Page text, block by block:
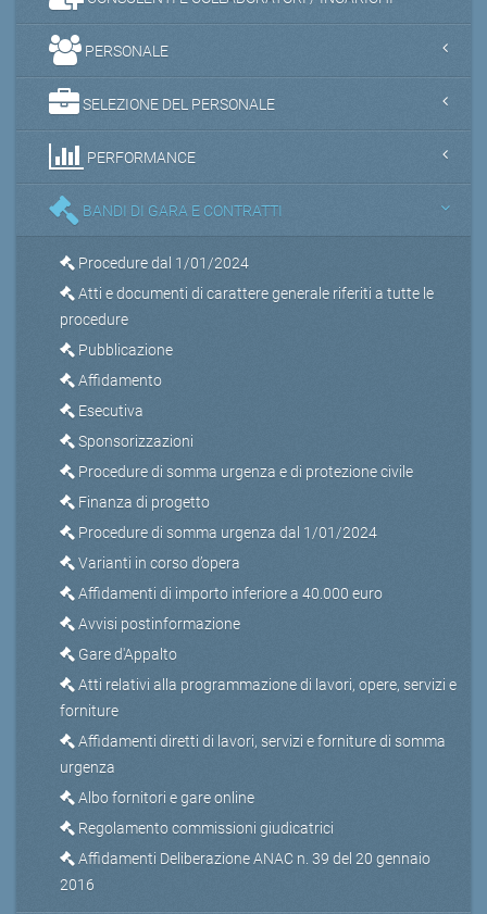
PERSONALE
SELEZIONE DEL PERSONALE
PERFORMANCE
BANDI DI GARA E CONTRATTI
Procedure dal 1/01/2024
Atti e documenti di carattere generale riferiti a tutte le
procedure
Pubblicazione
Affidamento
Esecutiva
Sponsorizzazioni
Procedure di somma urgenza e di protezione civile
Finanza di progetto
Procedure di somma urgenza dal 1/01/2024
Varianti in corso d’opera
Affidamenti di importo inferiore a 40.000 euro
Avvisi postinformazione
Gare d'Appalto
Atti relativi alla programmazione di lavori, opere, servizi e
forniture
Affidamenti diretti di lavori, servizi e forniture di somma
urgenza
Albo fornitori e gare online
Regolamento commissioni giudicatrici
Affidamenti Deliberazione ANAC n. 39 del 20 gennaio
2016